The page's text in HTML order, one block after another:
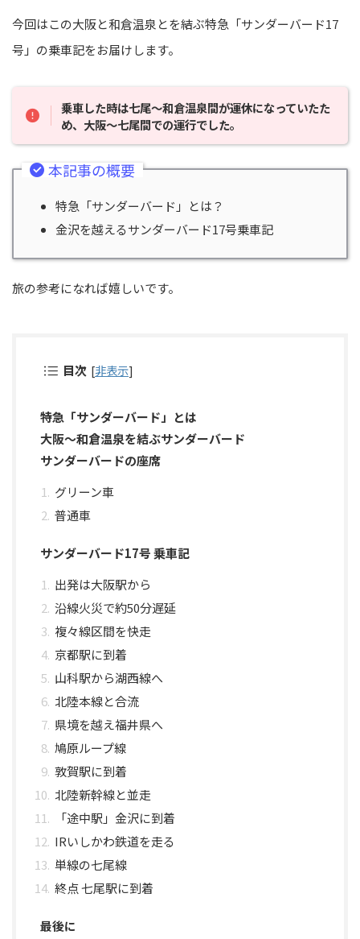
今回はこの大阪と和倉温泉とを結ぶ特急「サンダーバード17
号」の乗車記をお届けします。
乗車した時は七尾〜和倉温泉間が運休になっていたた
め、大阪〜七尾間での運行でした。
本記事の概要
特急「サンダーバード」とは？
金沢を越えるサンダーバード17号乗車記
旅の参考になれば嬉しいです。
目次 [非表示]
特急「サンダーバード」とは
大阪〜和倉温泉を結ぶサンダーバード
サンダーバードの座席
グリーン車
普通車
サンダーバード17号 乗車記
出発は大阪駅から
沿線火災で約50分遅延
複々線区間を快走
京都駅に到着
山科駅から湖西線へ
北陸本線と合流
県境を越え福井県へ
鳩原ループ線
敦賀駅に到着
北陸新幹線と並走
「途中駅」金沢に到着
IRいしかわ鉄道を走る
単線の七尾線
終点 七尾駅に到着
最後に